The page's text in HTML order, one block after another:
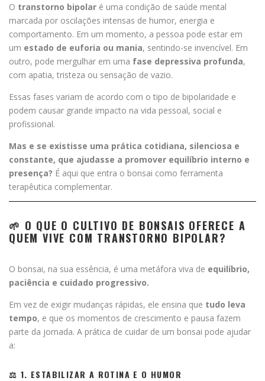
O transtorno bipolar é uma condição de saúde mental
marcada por oscilações intensas de humor, energia e
comportamento. Em um momento, a pessoa pode estar em
um estado de euforia ou mania, sentindo-se invencível. Em
outro, pode mergulhar em uma fase depressiva profunda,
com apatia, tristeza ou sensação de vazio.
Essas fases variam de acordo com o tipo de bipolaridade e
podem causar grande impacto na vida pessoal, social e
profissional.
Mas e se existisse uma prática cotidiana, silenciosa e
constante, que ajudasse a promover equilíbrio interno e
presença? É aqui que entra o bonsai como ferramenta
terapêutica complementar.
🌱 O QUE O CULTIVO DE BONSAIS OFERECE A
QUEM VIVE COM TRANSTORNO BIPOLAR?
O bonsai, na sua essência, é uma metáfora viva de equilíbrio,
paciência e cuidado progressivo.
Em vez de exigir mudanças rápidas, ele ensina que tudo leva
tempo, e que os momentos de crescimento e pausa fazem
parte da jornada. A prática de cuidar de um bonsai pode ajudar
a:
⚖️ 1. ESTABILIZAR A ROTINA E O HUMOR